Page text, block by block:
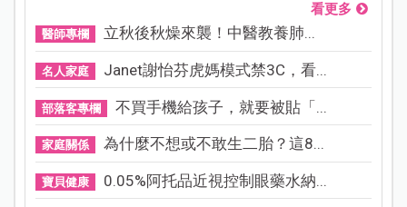
看更多
醫師專欄 立秋後秋燥來襲！中醫教養肺...
名人家庭 Janet謝怡芬虎媽模式禁3C，看...
部落客專欄 不買手機給孩子，就要被貼「...
家庭關係 為什麼不想或不敢生二胎？這8...
寶貝健康 0.05%阿托品近視控制眼藥水納...